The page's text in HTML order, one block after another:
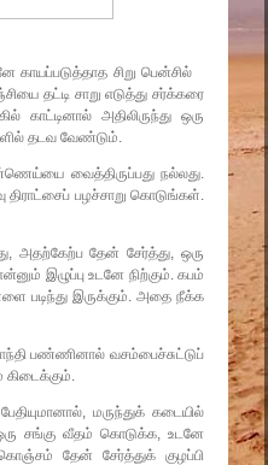
காயப்படுத்தாத சிறு பென்சில்
தட்டி சாறு எடுத்து சர்க்கரை
காட்டினால் அதிலிருந்து ஒரு
தடவ வேண்டும்.
வைத்திருப்பது நல்லது.
பழச்சாறு கொடுங்கள்.
அதற்கேற்ப தேன் சேர்த்து, ஒரு
இழுப்பு உடனே நிற்கும். கபம்
படிந்து இருக்கும். அதை நீக்க
பண்ணினால் வசம்பைச்சுட்டுப்
மருந்துக் கடையில்
சங்கு வீதம் கொடுக்க, உடனே
கொஞ்சம் தேன் சேர்த்துக் குழப்பி